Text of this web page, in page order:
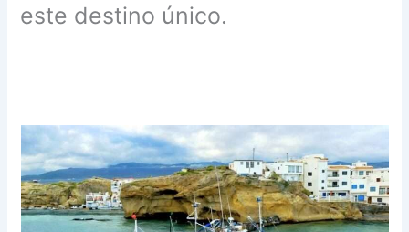
este destino único.